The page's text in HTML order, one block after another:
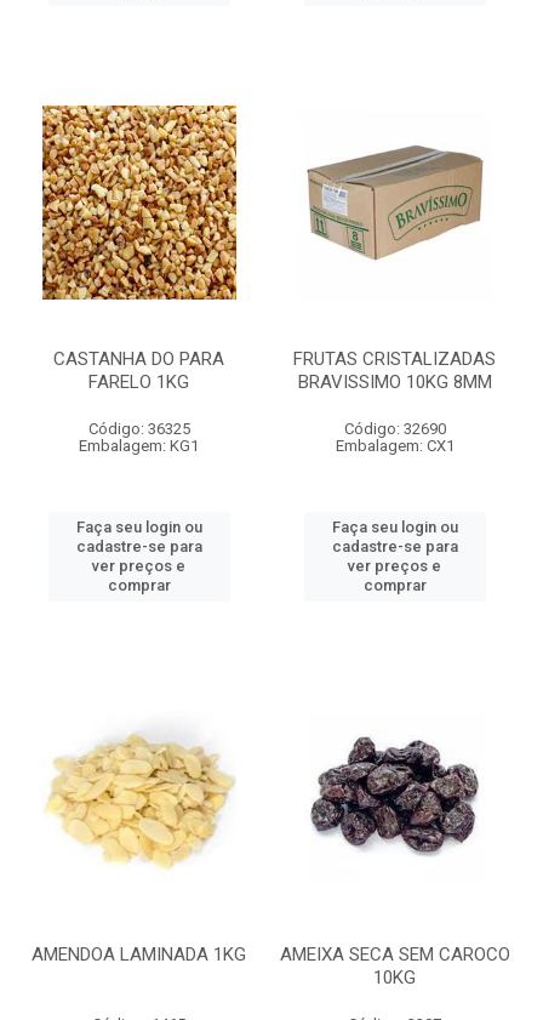
CASTANHA DO PARA
FARELO 1KG
Código: 36325
Embalagem: KG1
Faça seu login ou
cadastre-se para
ver preços e
comprar
FRUTAS CRISTALIZADAS
BRAVISSIMO 10KG 8MM
Código: 32690
Embalagem: CX1
Faça seu login ou
cadastre-se para
ver preços e
comprar
AMENDOA LAMINADA 1KG
AMEIXA SECA SEM CAROCO
10KG